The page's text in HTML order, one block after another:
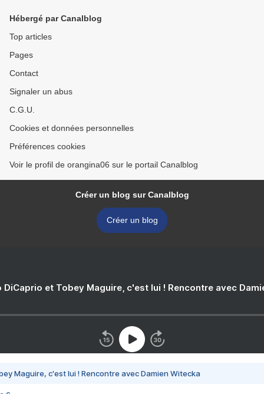
Hébergé par Canalblog
Top articles
Pages
Contact
Signaler un abus
C.G.U.
Cookies et données personnelles
Préférences cookies
Voir le profil de orangina06 sur le portail Canalblog
Créer un blog sur Canalblog
Créer un blog
DiCaprio et Tobey Maguire, c'est lui ! Rencontre avec
Maguire, c'est lui ! Rencontre avec Damien Witecka